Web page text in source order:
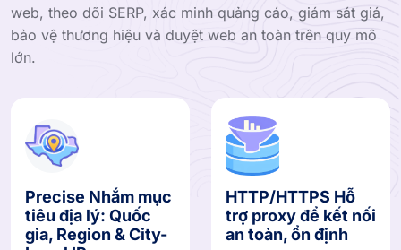
web, theo dõi SERP, xác minh quảng cáo, giám sát giá,
bảo vệ thương hiệu và duyệt web an toàn trên quy mô
lớn.
Precise Nhắm mục
tiêu địa lý: Quốc
gia, Region & City-
HTTP/HTTPS Hỗ
trợ proxy để kết nối
an toàn, ổn định